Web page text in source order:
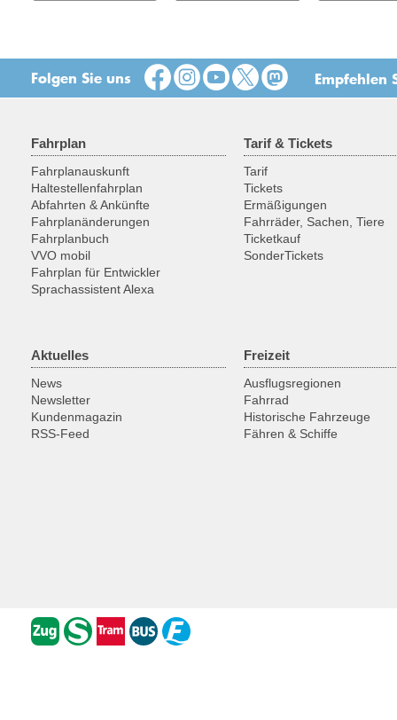
Folgen Sie uns Empfehlen
Fahrplan
Fahrplanauskunft
Haltestellenfahrplan
Abfahrten & Ankünfte
Fahrplanänderungen
Fahrplanbuch
VVO mobil
Fahrplan für Entwickler
Sprachassistent Alexa
Tarif & Tickets
Tarif
Tickets
Ermäßigungen
Fahrräder, Sachen, Tiere
Ticketkauf
SonderTickets
Aktuelles
News
Newsletter
Kundenmagazin
RSS-Feed
Freizeit
Ausflugsregionen
Fahrrad
Historische Fahrzeuge
Fähren & Schiffe